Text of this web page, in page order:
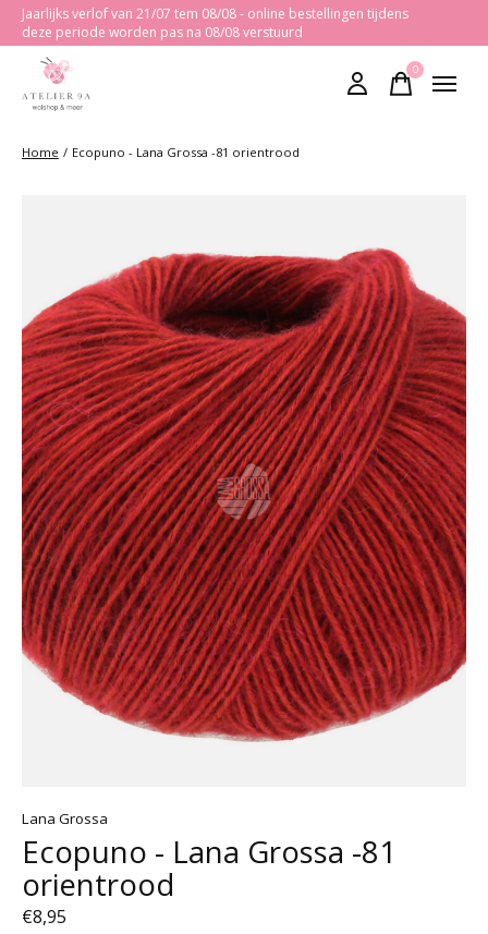
Jaarlijks verlof van 21/07 tem 08/08 - online bestellingen tijdens
deze periode worden pas na 08/08 verstuurd
0items
Home / Ecopuno - Lana Grossa -81 orientrood
Lana Grossa
Ecopuno - Lana Grossa -81
orientrood
€8,95